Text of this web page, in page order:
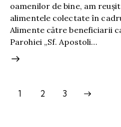
oamenilor de bine, am
alimentele colectate în
Alimente către beneficiarii
Parohiei „Sf. Apostoli…
1 2 3